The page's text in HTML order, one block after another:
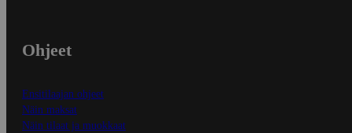
Ohjeet
Ensitilaajan ohjeet
Näin maksat
Näin tilaat ja muokkaat